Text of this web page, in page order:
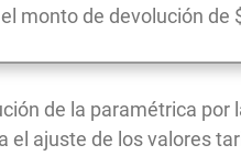
monto de devolución
de la paramétrica
el ajuste de los valores